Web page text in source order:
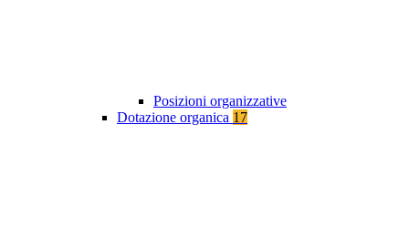
Posizioni organizzative
Dotazione organica 17